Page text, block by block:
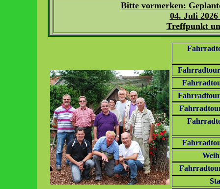
Bitte vormerken:
04. Juli
Treffpunkt